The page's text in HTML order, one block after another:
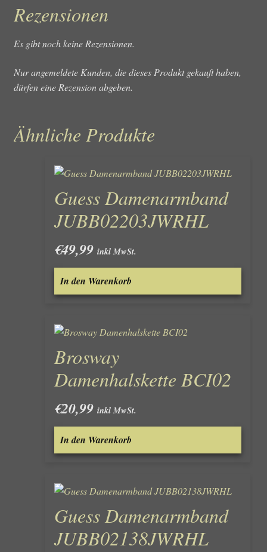
Rezensionen
Es gibt noch keine Rezensionen.
Nur angemeldete Kunden, die dieses Produkt gekauft haben,
dürfen eine Rezension abgeben.
Ähnliche Produkte
Guess Damenarmband
JUBB02203JWRHL
€49,99 inkl MwSt.
In den Warenkorb
Brosway
Damenhalskette BCI02
€20,99 inkl MwSt.
In den Warenkorb
Guess Damenarmband
JUBB02138JWRHL